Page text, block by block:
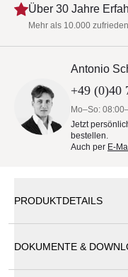
Über 30 Jahre
Mehr als 10.000
Antonio
+49 (0)40
Mo–So:
Jetzt
bestellen.
Auch per E-
PRODUKTDETAILS
DOKUMENTE &